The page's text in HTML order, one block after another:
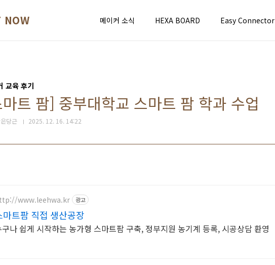
NOW 메이커 소식 HEXA BOARD Easy Connector
교육 후기
트 팜] 중부대학교 스마트 팜 학과 수업
당근 2025. 12. 16. 14:22
www.leehwa.kr 광고
마트팜 직접 생산공장
구나 쉽게 시작하는 농가형 스마트팜 구축, 정부지원 농기계 등록, 시공상담 환영